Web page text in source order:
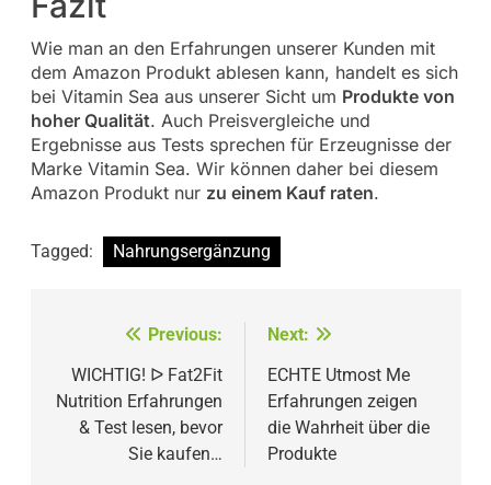
Wie man an den Erfahrungen unserer Kunden mit
dem Amazon Produkt ablesen kann, handelt es sich
bei Vitamin Sea aus unserer Sicht um Produkte von
hoher Qualität. Auch Preisvergleiche und
Ergebnisse aus Tests sprechen für Erzeugnisse der
Marke Vitamin Sea. Wir können daher bei diesem
Amazon Produkt nur zu einem Kauf raten.
Tagged: Nahrungsergänzung
Beitragsnavigation
Previous:
WICHTIG! ᐅ Fat2Fit
Nutrition Erfahrungen
& Test lesen, bevor
Sie kaufen…
Next:
ECHTE Utmost Me
Erfahrungen zeigen
die Wahrheit über die
Produkte